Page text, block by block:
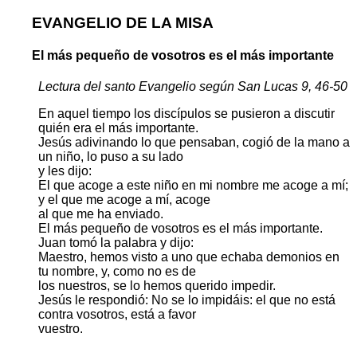
EVANGELIO DE LA MISA
El más pequeño de vosotros es el más importante
Lectura del santo Evangelio según San Lucas 9, 46-50
En aquel tiempo los discípulos se pusieron a discutir
quién era el más importante.
Jesús adivinando lo que pensaban, cogió de la mano a
un niño, lo puso a su lado
y les dijo:
El que acoge a este niño en mi nombre me acoge a mí;
y el que me acoge a mí, acoge
al que me ha enviado.
El más pequeño de vosotros es el más importante.
Juan tomó la palabra y dijo:
Maestro, hemos visto a uno que echaba demonios en
tu nombre, y, como no es de
los nuestros, se lo hemos querido impedir.
Jesús le respondió: No se lo impidáis: el que no está
contra vosotros, está a favor
vuestro.